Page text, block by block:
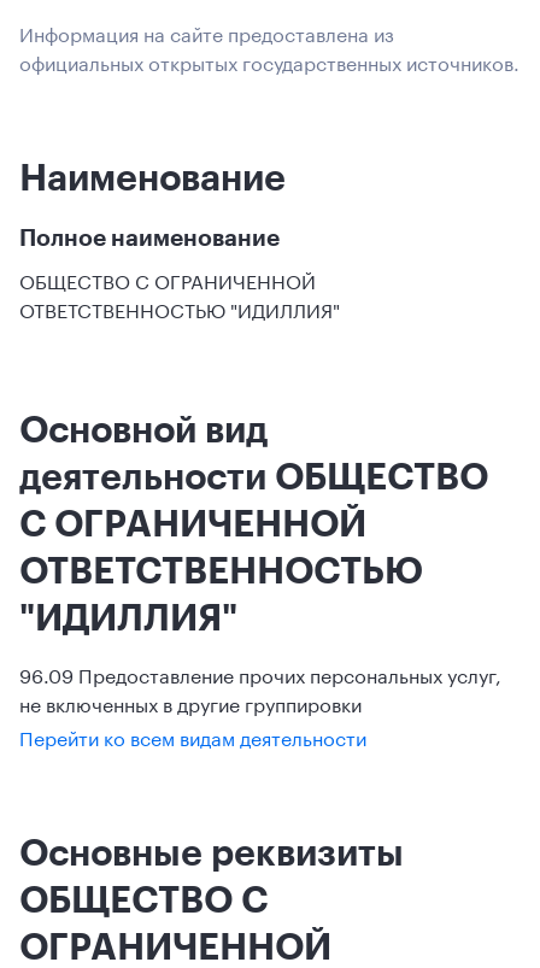
Информация на сайте предоставлена из
официальных открытых государственных источников.
Наименование
Полное наименование
ОБЩЕСТВО С ОГРАНИЧЕННОЙ
ОТВЕТСТВЕННОСТЬЮ "ИДИЛЛИЯ"
Основной вид
деятельности ОБЩЕСТВО
С ОГРАНИЧЕННОЙ
ОТВЕТСТВЕННОСТЬЮ
"ИДИЛЛИЯ"
96.09 Предоставление прочих персональных услуг,
не включенных в другие группировки
Перейти ко всем видам деятельности
Основные реквизиты
ОБЩЕСТВО С
ОГРАНИЧЕННОЙ